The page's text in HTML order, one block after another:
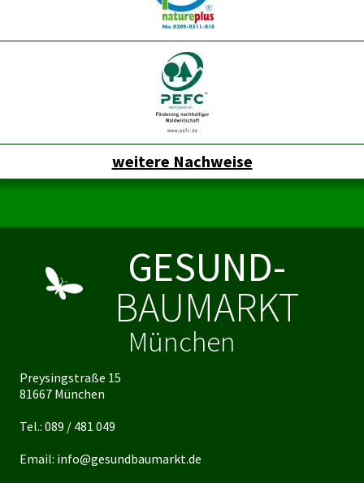
weitere Nachweise
GESUND-
BAUMARKT
München
Preysingstraße 15
81667 München
Tel.: 089 / 481 049
Email: info@gesundbaumarkt.de